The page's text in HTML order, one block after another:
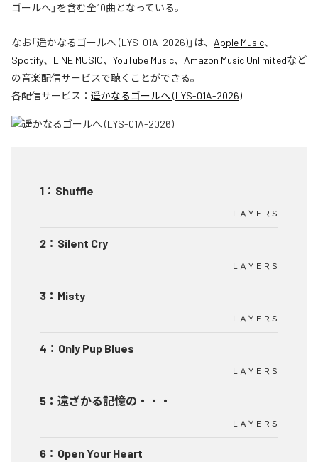
ゴールへ」を含む全10曲となっている。
なお「遥かなるゴールへ (LYS-01A-2026)」は、 Apple Music、
Spotify、 LINE MUSIC、 YouTube Music、 Amazon Music Unlimitedなど
の音楽配信サービスで聴くことができる。
各配信サービス： 遥かなるゴールへ (LYS-01A-2026)
1 ： Shuffle
ＬＡＹＥＲＳ
2 ： Silent Cry
ＬＡＹＥＲＳ
3 ： Misty
ＬＡＹＥＲＳ
4 ： Only Pup Blues
ＬＡＹＥＲＳ
5 ： 遠ざかる記憶の・・・
ＬＡＹＥＲＳ
6 ： Open Your Heart